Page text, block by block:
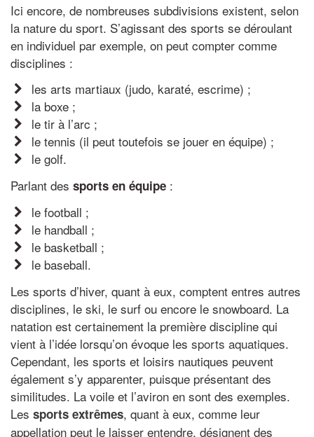
Ici encore, de nombreuses subdivisions existent, selon
la nature du sport. S’agissant des sports se déroulant
en individuel par exemple, on peut compter comme
disciplines :
les arts martiaux (judo, karaté, escrime) ;
la boxe ;
le tir à l’arc ;
le tennis (il peut toutefois se jouer en équipe) ;
le golf.
Parlant des sports en équipe :
le football ;
le handball ;
le basketball ;
le baseball.
Les sports d’hiver, quant à eux, comptent entres autres
disciplines, le ski, le surf ou encore le snowboard. La
natation est certainement la première discipline qui
vient à l’idée lorsqu’on évoque les sports aquatiques.
Cependant, les sports et loisirs nautiques peuvent
également s’y apparenter, puisque présentant des
similitudes. La voile et l’aviron en sont des exemples.
Les sports extrêmes, quant à eux, comme leur
appellation peut le laisser entendre, désignent des